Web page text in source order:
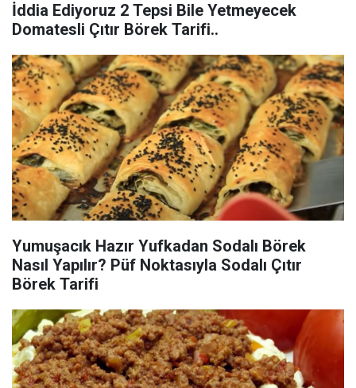
İddia Ediyoruz 2 Tepsi Bile Yetmeyecek
Domatesli Çıtır Börek Tarifi..
Yumuşacık Hazır Yufkadan Sodalı Börek
Nasıl Yapılır? Püf Noktasıyla Sodalı Çıtır
Börek Tarifi